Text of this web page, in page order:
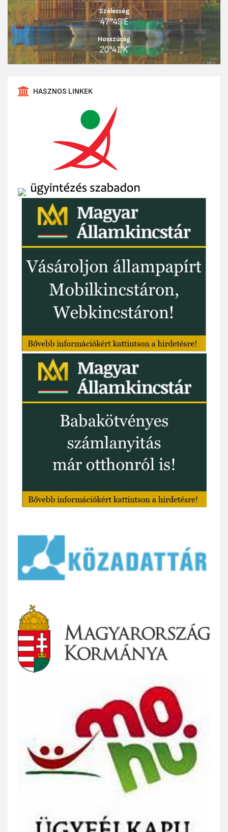
Szélesség
47°49'É
Hosszúság
20°41'K
HASZNOS LINKEK